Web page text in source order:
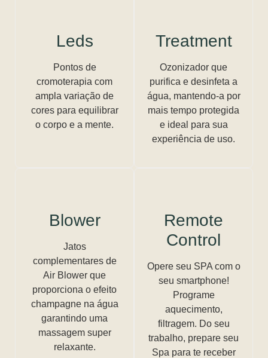
Leds
Pontos de
cromoterapia com
ampla variação de
cores para equilibrar
o corpo e a mente.
Treatment
Ozonizador que
purifica e desinfeta a
água, mantendo-a por
mais tempo protegida
e ideal para sua
experiência de uso.
Blower
Jatos
complementares de
Air Blower que
proporciona o efeito
champagne na água
garantindo uma
massagem super
relaxante.
Remote
Control
Opere seu SPA com o
seu smartphone!
Programe
aquecimento,
filtragem. Do seu
trabalho, prepare seu
Spa para te receber